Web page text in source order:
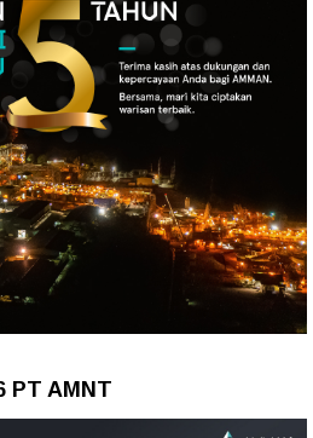
PT AMNT